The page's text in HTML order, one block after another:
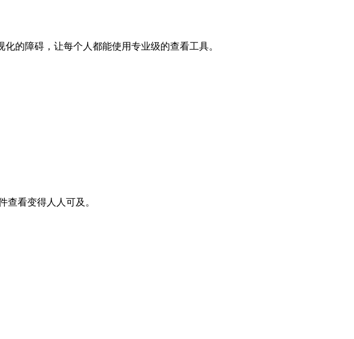
的障碍，让每个人都能使用专业级的查看工具。
查看变得人人可及。